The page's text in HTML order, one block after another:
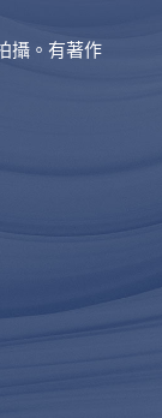
攝。有著作